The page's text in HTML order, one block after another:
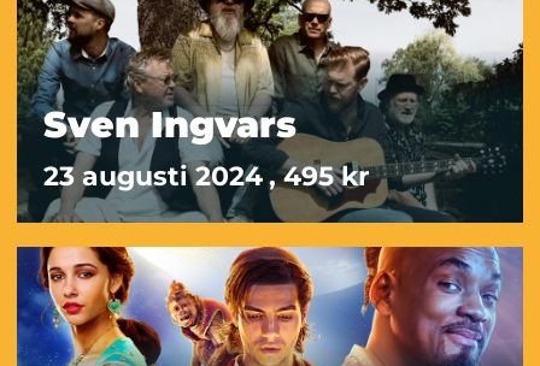
Sven Ingvars
23 augusti 2024, 495 kr